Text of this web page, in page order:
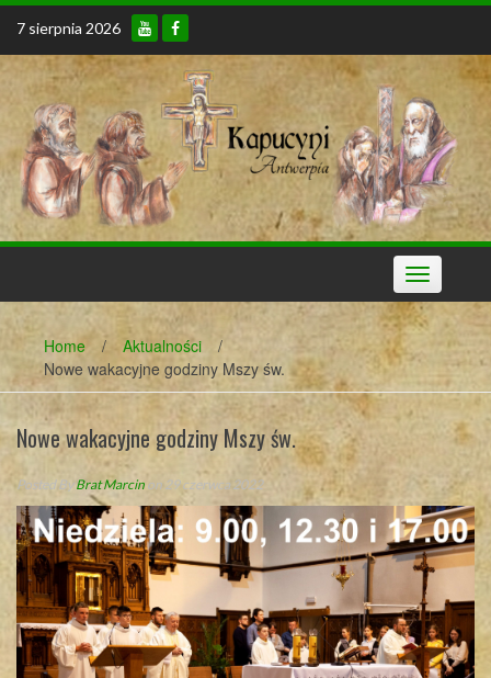
Skip
content
7 sierpnia 2026
Toggle
navigation
Home / Aktualności
/
Nowe wakacyjne godziny Mszy św.
Nowe wakacyjne godziny Mszy św.
Posted ByBrat Marcin on 29 czerwca 2022